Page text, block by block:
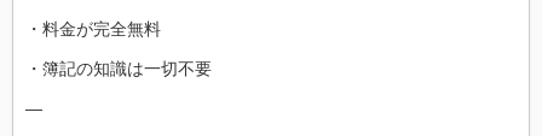
・料金が完全無料
・簿記の知識は一切不要
—